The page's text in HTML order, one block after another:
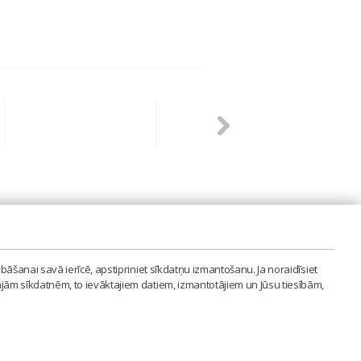
savā ierīcē, apstipriniet sīkdatņu izmantošanu. Ja noraidīsiet
sīkdatnēm, to ievāktajiem datiem, izmantotājiem un Jūsu tiesībām,